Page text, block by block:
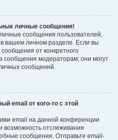
личные сообщения!
сообщения пользователей,
вашем личном разделе. Если вы
от конкретного
сообщения модераторам; они могут
сообщений.
email от кого-то с этой
email на данной конференции
возможность отслеживания
сообщения. Отправьте email-